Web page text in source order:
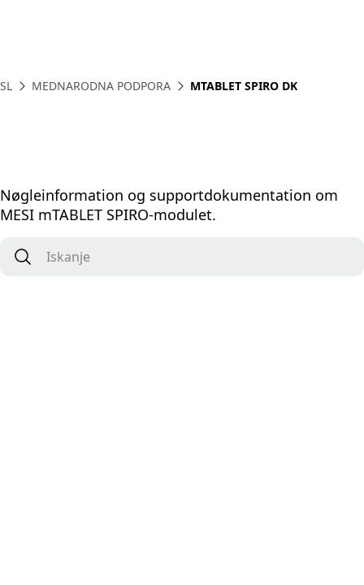
SL MEDNARODNA PODPORA MTABLET SPIRO DK
Nøgleinformation og supportdokumentation om
MESI mTABLET SPIRO-modulet.